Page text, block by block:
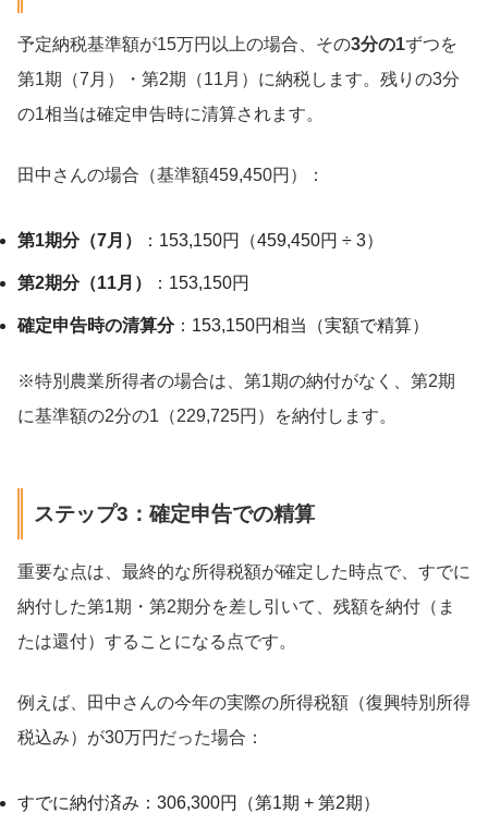
予定納税基準額が15万円以上の場合、その3分の1ずつを
第1期（7月）・第2期（11月）に納税します。残りの3分
の1相当は確定申告時に清算されます。
田中さんの場合（基準額459,450円）：
第1期分（7月） ：153,150円（459,450円 ÷ 3）
第2期分（11月） ：153,150円
確定申告時の清算分：153,150円相当（実額で精算）
※特別農業所得者の場合は、第1期の納付がなく、第2期
に基準額の2分の1（229,725円）を納付します。
ステップ3：確定申告での精算
重要な点は、最終的な所得税額が確定した時点で、すでに
納付した第1期・第2期分を差し引いて、残額を納付（ま
たは還付）することになる点です。
例えば、田中さんの今年の実際の所得税額（復興特別所得
税込み）が30万円だった場合：
すでに納付済み：306,300円（第1期 + 第2期）